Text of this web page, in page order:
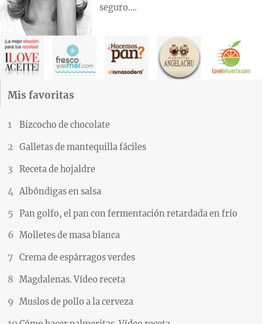
seguro….
Mis favoritas
Bizcocho de chocolate
Galletas de mantequilla fáciles
Receta de hojaldre
Albóndigas en salsa
Pan golfo, el pan con fermentación retardada en frío
Molletes de masa blanca
Crema de espárragos verdes
Magdalenas. Vídeo receta
Muslos de pollo a la cerveza